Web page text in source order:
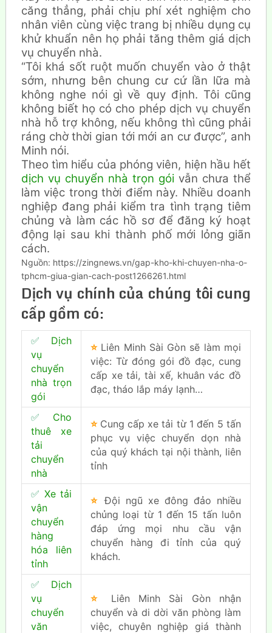
căng thẳng, phải chịu phí xét nghiệm cho
nhân viên cùng việc trang bị nhiều dụng cụ
khử khuẩn nên họ phải tăng thêm giá dịch
vụ chuyển nhà.
“Tôi khá sốt ruột muốn chuyển vào ở thật
sớm, nhưng bên chung cư cứ lần lữa mà
không nghe nói gì về quy định. Tôi cũng
không biết họ có cho phép dịch vụ chuyển
nhà hỗ trợ không, nếu không thì cũng phải
ráng chờ thời gian tới mới an cư được”, anh
Minh nói.
Theo tìm hiểu của phóng viên, hiện hầu hết
dịch vụ chuyển nhà trọn gói vẫn chưa thể
làm việc trong thời điểm này. Nhiều doanh
nghiệp đang phải kiểm tra tình trạng tiêm
chủng và làm các hồ sơ để đăng ký hoạt
động lại sau khi thành phố mới lỏng giãn
cách.
Nguồn: https://zingnews.vn/gap-kho-khi-chuyen-nha-o-
tphcm-giua-gian-cach-post1266261.html
Dịch vụ chính của chúng tôi cung
cấp gồm có:
✅ Dịch
vụ
chuyển
nhà trọn
gói
⭐ Liên Minh Sài Gòn sẽ làm mọi
việc: Từ đóng gói đồ đạc, cung
cấp xe tải, tài xế, khuân vác đồ
đạc, tháo lắp máy lạnh…
✅
Cho
thuê xe
tải
chuyển
nhà
⭐ Cung cấp xe tải từ 1 đến 5 tấn
phục vụ việc chuyển dọn nhà
của quý khách tại nội thành, liên
tỉnh
✅ Xe tải
vận
chuyển
hàng
hóa liên
tỉnh
⭐Đội ngũ xe đông đảo nhiều
chủng loại từ 1 đến 15 tấn luôn
đáp ứng mọi nhu cầu vận
chuyển hàng đi tỉnh của quý
khách.
✅
Dịch
vụ
chuyển
văn
⭐ Liên Minh Sài Gòn nhận
chuyển và di dời văn phòng làm
việc, chuyên nghiệp giá thành